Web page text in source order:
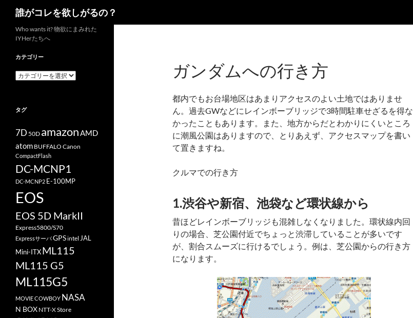
誰がコレを欲しがるの？
ガンダムへの行き方
都内でもお台場地区はあまりアクセスのよい土地ではありませ
ん。過去GWなどにレインボーブリッジで3時間駐車せざるを得な
かったこともあります。また、地方からだとわかりにくいところ
に潮風公園はありますので、とりあえず、アクセスマップを書い
て置きますね。
クルマでの行き方
1.渋谷や新宿、池袋など環状線から
昔ほどレインボーブリッジも混雑しなくなりました。環状線内回
りの場合、芝公園付近でちょっと渋滞していることが多いです
が、割合スムーズに行けるでしょう。例は、芝公園からの行き方
になります。
Who wants it? 物欲にまみれた
IYHerたちへ
カテゴリー
カ
ー
タグ
7D 50D amazonAMD
atom BUFFALO Canon
CompactFlash
DC-MCNP1
DC-MCNP2 E-100MP
EOS
EOS 5D MarkII
Express5800/S70
ExpressサーバGPSintel JAL
Mini-ITXML115
ML115 G5
ML115G5
MOVIE COWBOY NASA
N BOX NTT-X Store